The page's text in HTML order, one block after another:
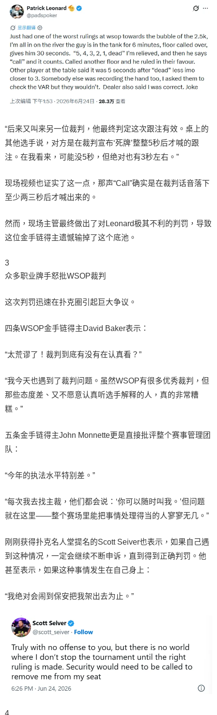
“后来又叫来另一位裁判，他最终判定这次跟注有效。桌上的
其他选手说，对方是在裁判宣布‘死牌’整整5秒后才喊的跟
注。在我看来，可能没5秒，但绝对也有3秒左右。”
现场视频也证实了这一点，那声“Call”确实是在裁判话音落下
至少两三秒后才喊出来的。
然而，现场主管最终做出了对Leonard极其不利的判罚，导致
这位金手链得主遗憾输掉了这个底池。
3
众多职业牌手怒批WSOP裁判
这次判罚迅速在扑克圈引起巨大争议。
四条WSOP金手链得主David Baker表示：
“太荒谬了！裁判到底有没有在认真看？”
“我今天也遇到了裁判问题。虽然WSOP有很多优秀裁判，但
那些态度差、又不愿意认真听选手解释的人，真的非常糟
糕。”
五条金手链得主John Monnette更是直接批评整个赛事管理团
队：
“今年的执法水平特别差。”
“每次我去找主裁，他们都会说：‘你可以随时叫我。’但问题
就在这里——整个赛场里能把事情处理得当的人寥寥无几。”
刚刚获得扑克名人堂提名的Scott Seiver也表示，如果自己遇
到这种情况，一定会继续不断申诉，直到得到正确判罚。他
甚至表示，如果这种事情发生在自己身上：
“我绝对会闹到保安把我架出去为止。”